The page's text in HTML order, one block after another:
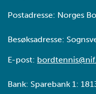
Postadresse: Norges
Besøksadresse:
E-post:
Bank: Sparebank 1: